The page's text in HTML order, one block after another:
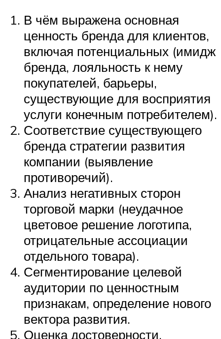
В чём выражена основная
ценность бренда для клиентов,
включая потенциальных (имидж
бренда, лояльность к нему
покупателей, барьеры,
существующие для восприятия
услуги конечным потребителем).
Соответствие существующего
бренда стратегии развития
компании (выявление
противоречий).
Анализ негативных сторон
торговой марки (неудачное
цветовое решение логотипа,
отрицательные ассоциации
отдельного товара).
Сегментирование целевой
аудитории по ценностным
признакам, определение нового
вектора развития.
Оценка достоверности,